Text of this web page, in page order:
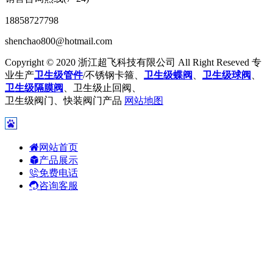
18858727798
shenchao800@hotmail.com
Copyright © 2020 浙江超飞科技有限公司 All Right Reseved 专
业生产卫生级管件/不锈钢卡箍、 卫生级蝶阀 、 卫生级球阀 、
卫生级隔膜阀 、卫生级止回阀、
卫生级阀门、快装阀门产品 网站地图
网站首页
产品展示
免费电话
咨询客服